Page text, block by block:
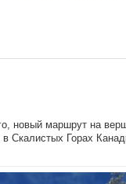
новый маршрут на
Скалистых Горах